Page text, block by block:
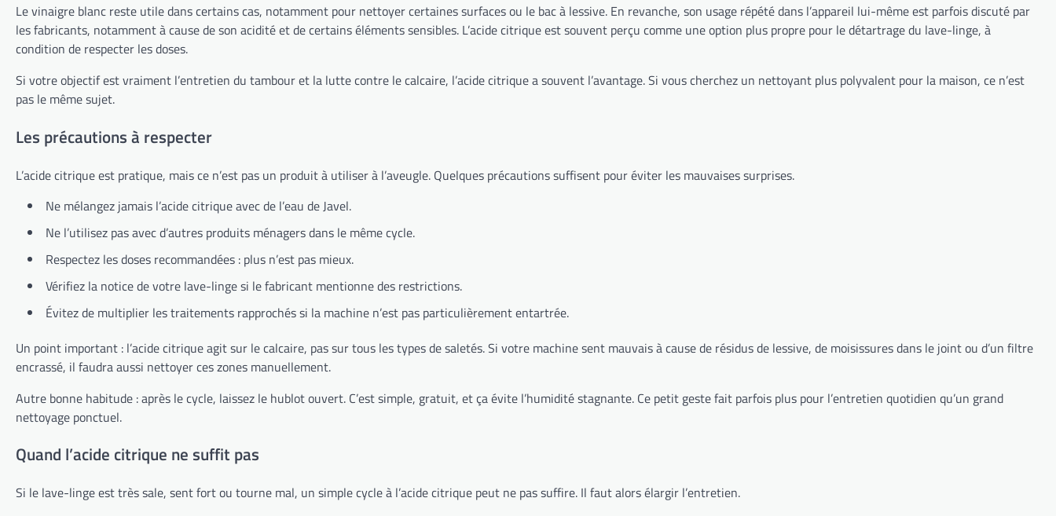
Le vinaigre blanc reste utile dans certains cas, notamment pour nettoyer certaines surfaces ou le bac à lessive. En revanche, son usage répété dans l’appareil lui-même est parfois discuté par
les fabricants, notamment à cause de son acidité et de certains éléments sensibles. L’acide citrique est souvent perçu comme une option plus propre pour le détartrage du lave-linge, à
condition de respecter les doses.
Si votre objectif est vraiment l’entretien du tambour et la lutte contre le calcaire, l’acide citrique a souvent l’avantage. Si vous cherchez un nettoyant plus polyvalent pour la maison, ce n’est
pas le même sujet.
Les précautions à respecter
L’acide citrique est pratique, mais ce n’est pas un produit à utiliser à l’aveugle. Quelques précautions suffisent pour éviter les mauvaises surprises.
Ne mélangez jamais l’acide citrique avec de l’eau de Javel.
Ne l’utilisez pas avec d’autres produits ménagers dans le même cycle.
Respectez les doses recommandées : plus n’est pas mieux.
Vérifiez la notice de votre lave-linge si le fabricant mentionne des restrictions.
Évitez de multiplier les traitements rapprochés si la machine n’est pas particulièrement entartrée.
Un point important : l’acide citrique agit sur le calcaire, pas sur tous les types de saletés. Si votre machine sent mauvais à cause de résidus de lessive, de moisissures dans le joint ou d’un filtre
encrassé, il faudra aussi nettoyer ces zones manuellement.
Autre bonne habitude : après le cycle, laissez le hublot ouvert. C’est simple, gratuit, et ça évite l’humidité stagnante. Ce petit geste fait parfois plus pour l’entretien quotidien qu’un grand
nettoyage ponctuel.
Quand l’acide citrique ne suffit pas
Si le lave-linge est très sale, sent fort ou tourne mal, un simple cycle à l’acide citrique peut ne pas suffire. Il faut alors élargir l’entretien.